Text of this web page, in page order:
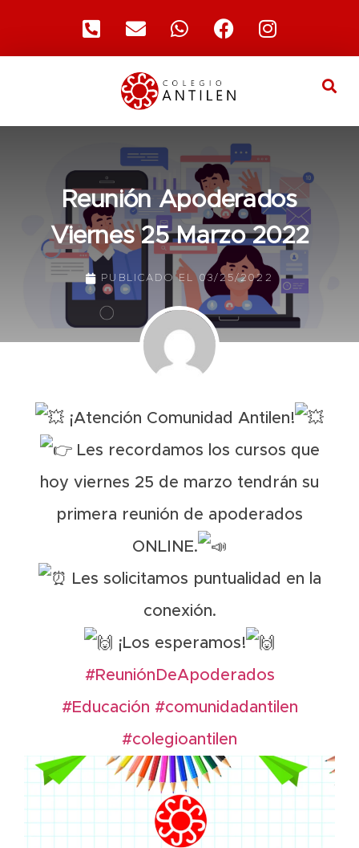
Reunión Apoderados
Viernes 25 Marzo 2022
PUBLICADO EL 03/25/2022
¡Atención Comunidad Antilen!
Les recordamos los cursos que
hoy viernes 25 de marzo tendrán su
primera reunión de apoderados
ONLINE.
Les solicitamos puntualidad en la
conexión.
¡Los esperamos!
#ReuniónDeApoderados
#Educación #comunidadantilen
#colegioantilen